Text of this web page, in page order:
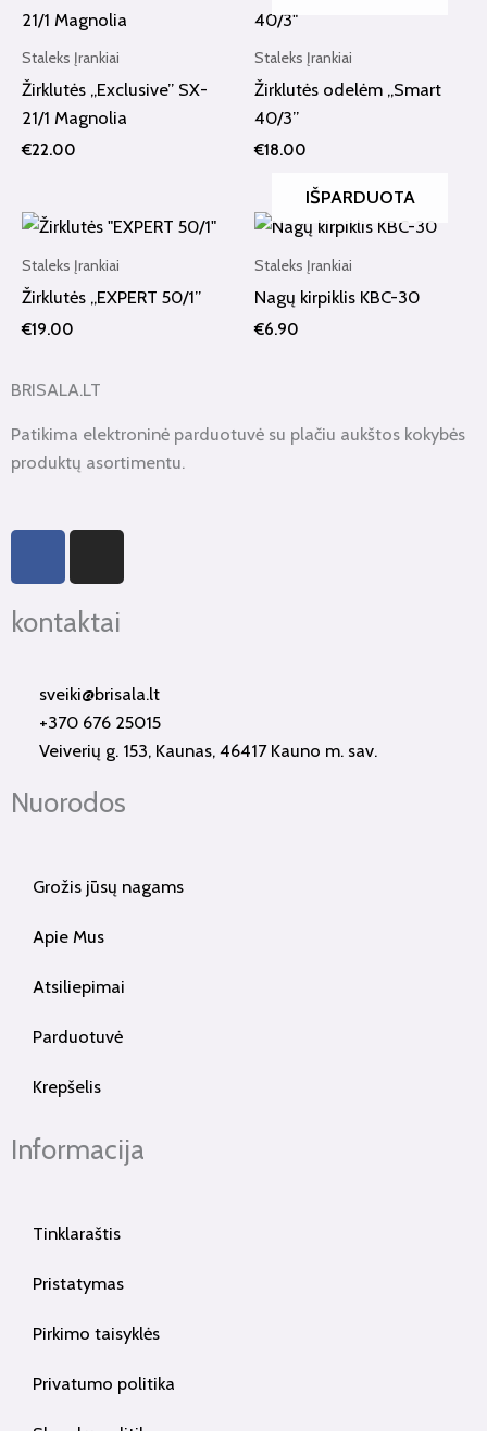
Staleks Įrankiai
Žirklutės „Exclusive” SX-
21/1 Magnolia
€22.00
Staleks Įrankiai
Žirklutės odelėm „Smart
40/3”
€18.00
Staleks Įrankiai
Žirklutės „EXPERT 50/1”
€19.00
IŠPARDUOTA
Staleks Įrankiai
Nagų kirpiklis KBC-30
€6.90
BRISALA.LT
Patikima elektroninė parduotuvė su plačiu aukštos kokybės
produktų asortimentu.
e
o
k
-
t
r
a
m
kontaktai
sveiki@brisala.lt
+370 676 25015
Veiverių g. 153, Kaunas, 46417 Kauno m. sav.
Nuorodos
Grožis jūsų nagams
Apie Mus
Atsiliepimai
Parduotuvė
Krepšelis
Informacija
Tinklaraštis
Pristatymas
Pirkimo taisyklės
Privatumo politika